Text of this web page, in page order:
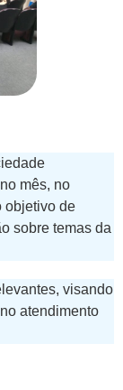
mês, no
objetivo de
sobre temas da
visando
atendimento